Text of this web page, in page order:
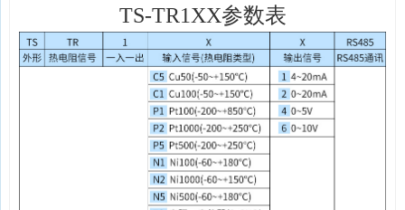
TS-TR1XX参数表